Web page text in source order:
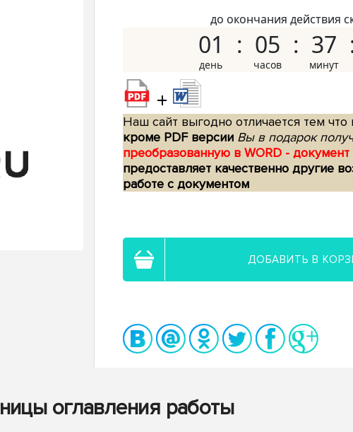
до окончания действия
01 05 37
+
Наш сайт выгодно отличается тем что
кроме PDF версии Вы в подарок
преобразованную в WORD - документ
предоставляет качественно другие
работе с документом
ДОБАВИТЬ В
оглавления работы